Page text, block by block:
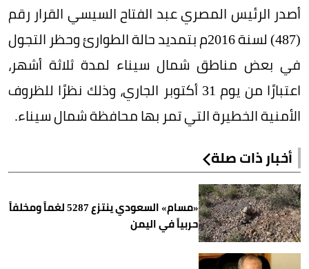
أصدر الرئيس المصري عبد الفتاح السيسي القرار رقم
(487) لسنة 2016م بتمديد حالة الطوارئ وحظر التجول
في بعض مناطق شمال سيناء لمدة ثلاثة أشهر،
اعتبارًا من يوم 31 أكتوبر الجاري، وذلك نظرًا للظروف
الأمنية الخطيرة التي تمر بها محافظة شمال سيناء.
أخبار ذات صلة
«مسام» السعودي ينتزع 5287 لغماً ومخلفاً
حربياً في اليمن